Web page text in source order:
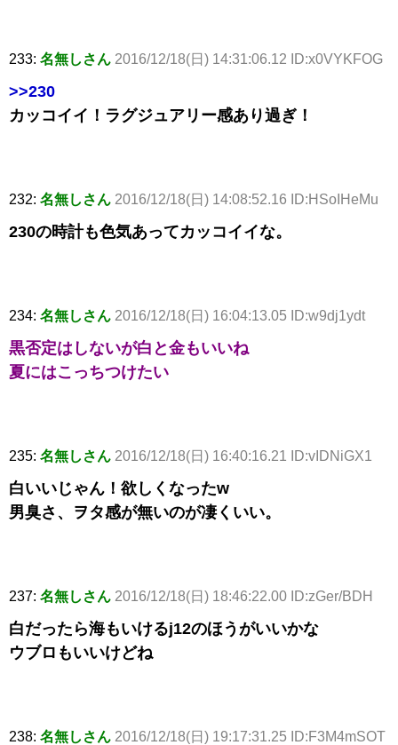
233: 名無しさん 2016/12/18(日) 14:31:06.12 ID:x0VYKFOG
>>230
カッコイイ！ラグジュアリー感あり過ぎ！
232: 名無しさん 2016/12/18(日) 14:08:52.16 ID:HSoIHeMu
230の時計も色気あってカッコイイな。
234: 名無しさん 2016/12/18(日) 16:04:13.05 ID:w9dj1ydt
黒否定はしないが白と金もいいね
夏にはこっちつけたい
235: 名無しさん 2016/12/18(日) 16:40:16.21 ID:vIDNiGX1
白いいじゃん！欲しくなったw
男臭さ、ヲタ感が無いのが凄くいい。
237: 名無しさん 2016/12/18(日) 18:46:22.00 ID:zGer/BDH
白だったら海もいけるj12のほうがいいかな
ウブロもいいけどね
238: 名無しさん 2016/12/18(日) 19:17:31.25 ID:F3M4mSOT